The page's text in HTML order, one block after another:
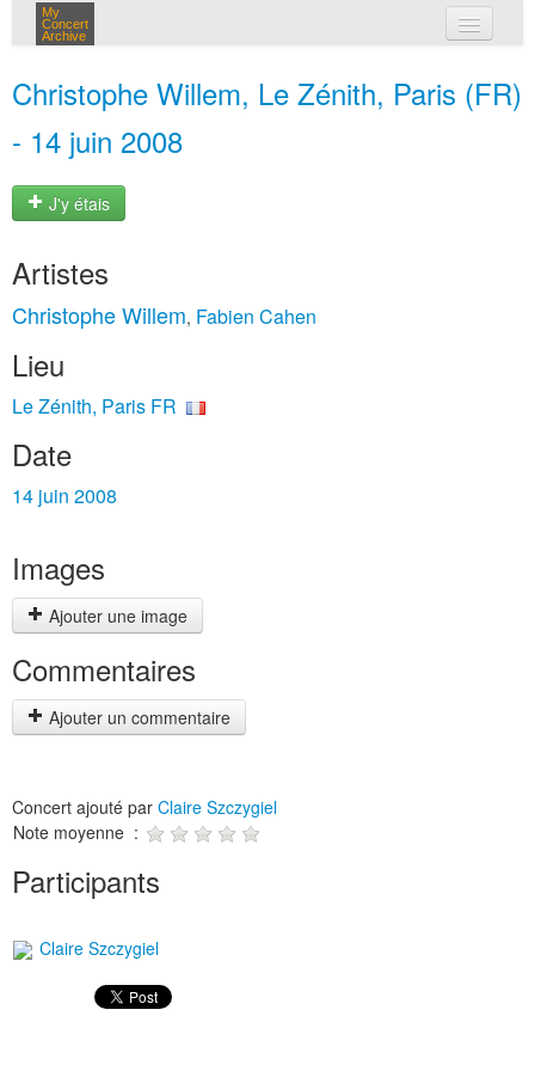
My
Concert
Archive
Christophe Willem, Le Zénith, Paris (FR)
- 14 juin 2008
J'y étais
Artistes
Christophe Willem, Fabien Cahen
Lieu
Le Zénith, Paris FR
Date
14 juin 2008
Images
Ajouter une image
Commentaires
Ajouter un commentaire
Concert ajouté par Claire Szczygiel
Note moyenne :
Participants
Claire Szczygiel